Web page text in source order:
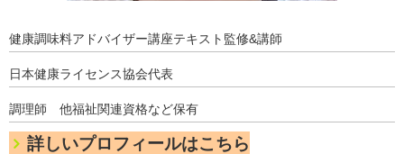
健康調味料アドバイザー講座テキスト監修&講師
日本健康ライセンス協会代表
調理師 他福祉関連資格など保有
詳しいプロフィールはこちら